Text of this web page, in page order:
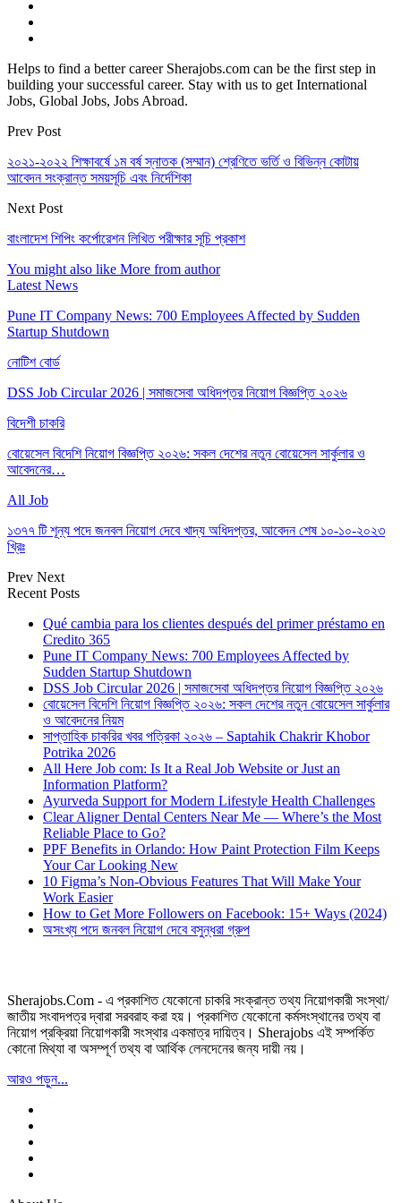
Helps to find a better career Sherajobs.com can be the first step in
building your successful career. Stay with us to get International
Jobs, Global Jobs, Jobs Abroad.
Prev Post
২০২১-২০২২ শিক্ষাবর্ষে ১ম বর্ষ স্নাতক (সম্মান) শ্রেণিতে ভর্তি ও বিভিন্ন কোটায়
আবেদন সংক্রান্ত সময়সূচি এবং নির্দেশিকা
Next Post
বাংলাদেশ শিপিং কর্পোরেশন লিখিত পরীক্ষার সূচি প্রকাশ
You might also like More from author
Latest News
Pune IT Company News: 700 Employees Affected by Sudden
Startup Shutdown
নোটিশ বোর্ড
DSS Job Circular 2026 | সমাজসেবা অধিদপ্তর নিয়োগ বিজ্ঞপ্তি ২০২৬
বিদেশী চাকরি
বোয়েসেল বিদেশি নিয়োগ বিজ্ঞপ্তি ২০২৬: সকল দেশের নতুন বোয়েসেল সার্কুলার ও
আবেদনের…
All Job
১৩৭৭ টি শূন্য পদে জনবল নিয়োগ দেবে খাদ্য অধিদপ্তর, আবেদন শেষ ১০-১০-২০২৩
খ্রিঃ
Prev Next
Recent Posts
Qué cambia para los clientes después del primer préstamo en
Credito 365
Pune IT Company News: 700 Employees Affected by
Sudden Startup Shutdown
DSS Job Circular 2026 | সমাজসেবা অধিদপ্তর নিয়োগ বিজ্ঞপ্তি ২০২৬
বোয়েসেল বিদেশি নিয়োগ বিজ্ঞপ্তি ২০২৬: সকল দেশের নতুন বোয়েসেল সার্কুলার
ও আবেদনের নিয়ম
সাপ্তাহিক চাকরির খবর পত্রিকা ২০২৬ – Saptahik Chakrir Khobor
Potrika 2026
All Here Job com: Is It a Real Job Website or Just an
Information Platform?
Ayurveda Support for Modern Lifestyle Health Challenges
Clear Aligner Dental Centers Near Me — Where’s the Most
Reliable Place to Go?
PPF Benefits in Orlando: How Paint Protection Film Keeps
Your Car Looking New
10 Figma’s Non-Obvious Features That Will Make Your
Work Easier
How to Get More Followers on Facebook: 15+ Ways (2024)
অসংখ্য পদে জনবল নিয়োগ দেবে বসুন্ধরা গ্রুপ
Sherajobs.Com - এ প্রকাশিত যেকোনো চাকরি সংক্রান্ত তথ্য নিয়োগকারী সংস্থা/
জাতীয় সংবাদপত্র দ্বারা সরবরাহ করা হয়। প্রকাশিত যেকোনো কর্মসংস্থানের তথ্য বা
নিয়োগ প্রক্রিয়া নিয়োগকারী সংস্থার একমাত্র দায়িত্ব। Sherajobs এই সম্পর্কিত
কোনো মিথ্যা বা অসম্পূর্ণ তথ্য বা আর্থিক লেনদেনের জন্য দায়ী নয়।
আরও পড়ুন...